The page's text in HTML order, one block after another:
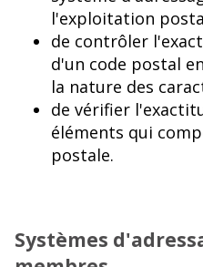
l'exploitation
de contrôler
d'un code postal
la nature des
de vérifier
éléments qui
postale.
Systèmes